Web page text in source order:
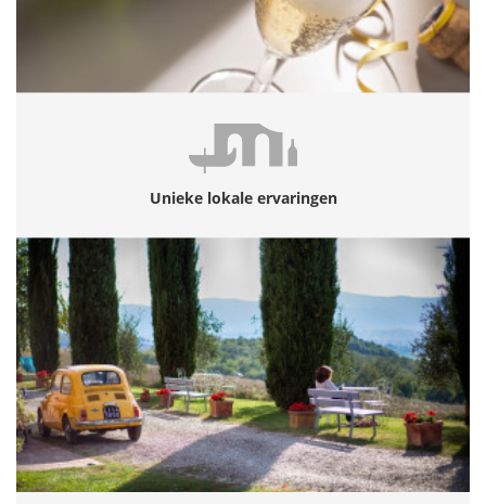
Unieke lokale ervaringen